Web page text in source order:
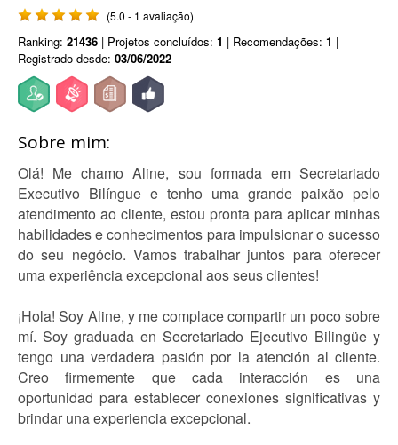
(5.0 - 1 avaliação)
Ranking: 21436 | Projetos concluídos: 1 | Recomendações: 1 |
Registrado desde: 03/06/2022
Sobre mim:
Olá! Me chamo Aline, sou formada em Secretariado
Executivo Bilíngue e tenho uma grande paixão pelo
atendimento ao cliente, estou pronta para aplicar minhas
habilidades e conhecimentos para impulsionar o sucesso
do seu negócio. Vamos trabalhar juntos para oferecer
uma experiência excepcional aos seus clientes!
¡Hola! Soy Aline, y me complace compartir un poco sobre
mí. Soy graduada en Secretariado Ejecutivo Bilingüe y
tengo una verdadera pasión por la atención al cliente.
Creo firmemente que cada interacción es una
oportunidad para establecer conexiones significativas y
brindar una experiencia excepcional.